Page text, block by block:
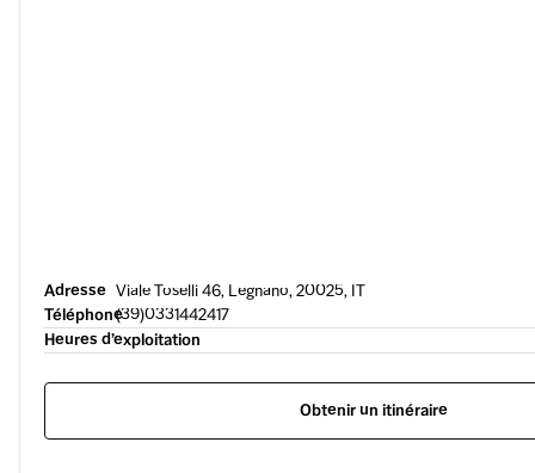
Adresse Viale Toselli 46, Legnano, 20025, IT
Téléphone(39)0331442417
Heures d’exploitation
Obtenir un itinéraire